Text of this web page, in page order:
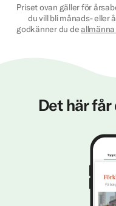
Priset ovan gäller för
du vill bli månads- eller
godkänner du de
Det här får